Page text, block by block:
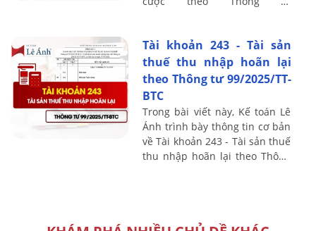
nội dung phản ...
Tài khoản 243 - Tài sản
thuế thu nhập hoãn lại
theo Thông tư 99/2025/TT-
BTC
Trong bài viết này, Kế toán Lê
Ánh trình bày thông tin cơ bản
về Tài khoản 243 - Tài sản thuế
thu nhập hoãn lại theo Thông